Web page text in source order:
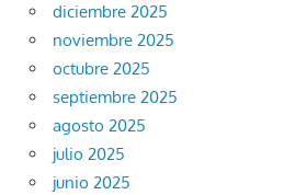
diciembre 2025
noviembre 2025
octubre 2025
septiembre 2025
agosto 2025
julio 2025
junio 2025